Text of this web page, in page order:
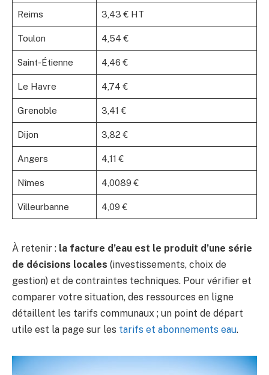
Reims 3,43 € HT
Toulon 4,54 €
Saint-Étienne 4,46 €
Le Havre 4,74 €
Grenoble 3,41 €
Dijon 3,82 €
Angers 4,11 €
Nîmes 4,0089 €
Villeurbanne 4,09 €
À retenir : la facture d’eau est le produit d’une série
de décisions locales (investissements, choix de
gestion) et de contraintes techniques. Pour vérifier et
comparer votre situation, des ressources en ligne
détaillent les tarifs communaux ; un point de départ
utile est la page sur les tarifs et abonnements eau.